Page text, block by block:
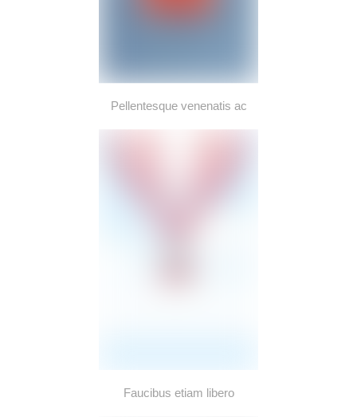
Pellentesque venenatis ac
Faucibus etiam libero